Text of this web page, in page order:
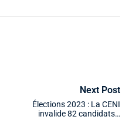
Next Post
Élections 2023 : La CENI
invalide 82 candidats…